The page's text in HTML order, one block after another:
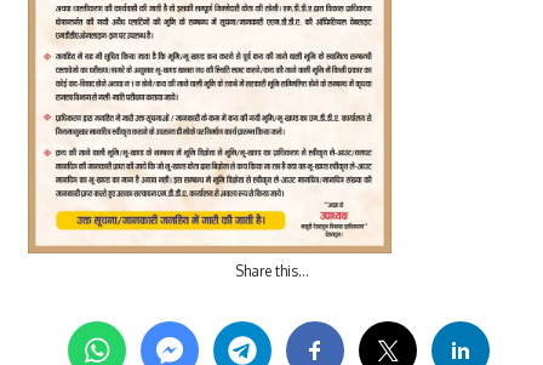
Share this…